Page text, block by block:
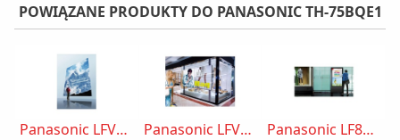
POWIĄZANE PRODUKTY DO PANASONIC TH-75BQE1
Panasonic LFV8 49” Panasonic LFV8 55” Panasonic LF80-SST